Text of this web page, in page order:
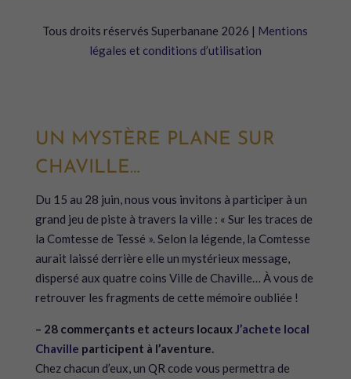
Tous droits réservés Superbanane 2026 | Mentions
légales et conditions d’utilisation
UN MYSTÈRE PLANE SUR
CHAVILLE…
Du 15 au 28 juin, nous vous invitons à participer à un
grand jeu de piste à travers la ville : « Sur les traces de
la Comtesse de Tessé ». Selon la légende, la Comtesse
aurait laissé derrière elle un mystérieux message,
dispersé aux quatre coins Ville de Chaville… À vous de
retrouver les fragments de cette mémoire oubliée !
– 28 commerçants et acteurs locauxJ’achete local
Chaville participent à l’aventure.
Chez chacun d’eux, un QR code vous permettra de